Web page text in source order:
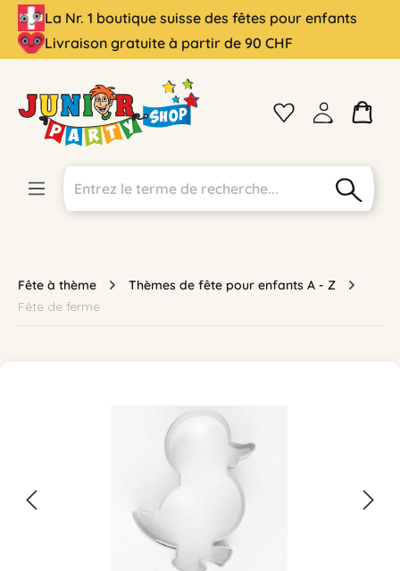
principal
La Nr. 1 boutique suisse des fêtes pour enfants
Livraison gratuite à partir de 90 CHF
Fête à thème
Thèmes de fête pour enfants A - Z
Fête de ferme
Ignorer la galerie d'images